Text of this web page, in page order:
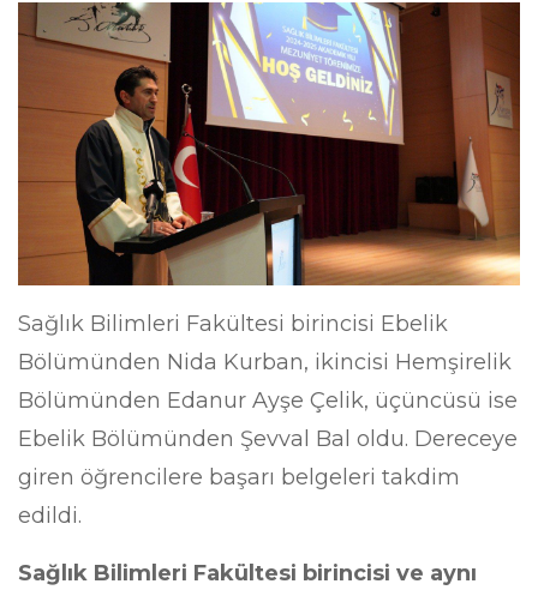
Sağlık Bilimleri Fakültesi birincisi Ebelik
Bölümünden Nida Kurban, ikincisi Hemşirelik
Bölümünden Edanur Ayşe Çelik, üçüncüsü ise
Ebelik Bölümünden Şevval Bal oldu. Dereceye
giren öğrencilere başarı belgeleri takdim
edildi.
Sağlık Bilimleri Fakültesi birincisi ve aynı